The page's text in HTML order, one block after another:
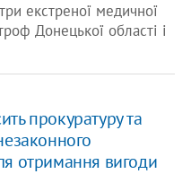
екстреної медичної
Донецької області і
прокуратуру та
отримання вигоди